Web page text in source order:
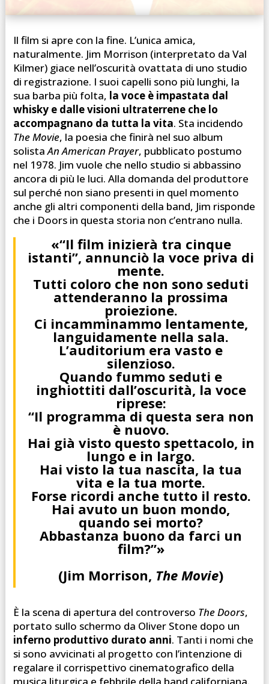
Il film si apre con la fine. L’unica amica,
naturalmente. Jim Morrison (interpretato da Val
Kilmer) giace nell’oscurità ovattata di uno studio
di registrazione. I suoi capelli sono più lunghi, la
sua barba più folta, la voce è impastata dal
whisky e dalle visioni ultraterrene che lo
accompagnano da tutta la vita. Sta incidendo
The Movie, la poesia che finirà nel suo album
solistaAn American Prayer, pubblicato postumo
nel 1978. Jim vuole che nello studio si abbassino
ancora di più le luci. Alla domanda del produttore
sul perché non siano presenti in quel momento
anche gli altri componenti della band, Jim risponde
che i Doors in questa storia non c’entrano nulla.
«“Il film inizierà tra cinque
istanti”, annunciò la voce priva di
mente.
Tutti coloro che non sono seduti
attenderanno la prossima
proiezione.
Ci incamminammo lentamente,
languidamente nella sala.
L’auditorium era vasto e
silenzioso.
Quando fummo seduti e
inghiottiti dall’oscurità, la voce
riprese:
“Il programma di questa sera non
è nuovo.
Hai già visto questo spettacolo, in
lungo e in largo.
Hai visto la tua nascita, la tua
vita e la tua morte.
Forse ricordi anche tutto il resto.
Hai avuto un buon mondo,
quando sei morto?
Abbastanza buono da farci un
film?”»
(Jim Morrison, The Movie)
È la scena di apertura del controverso The Doors,
portato sullo schermo da Oliver Stone dopo un
inferno produttivo durato anni. Tanti i nomi che
si sono avvicinati al progetto con l’intenzione di
regalare il corrispettivo cinematografico della